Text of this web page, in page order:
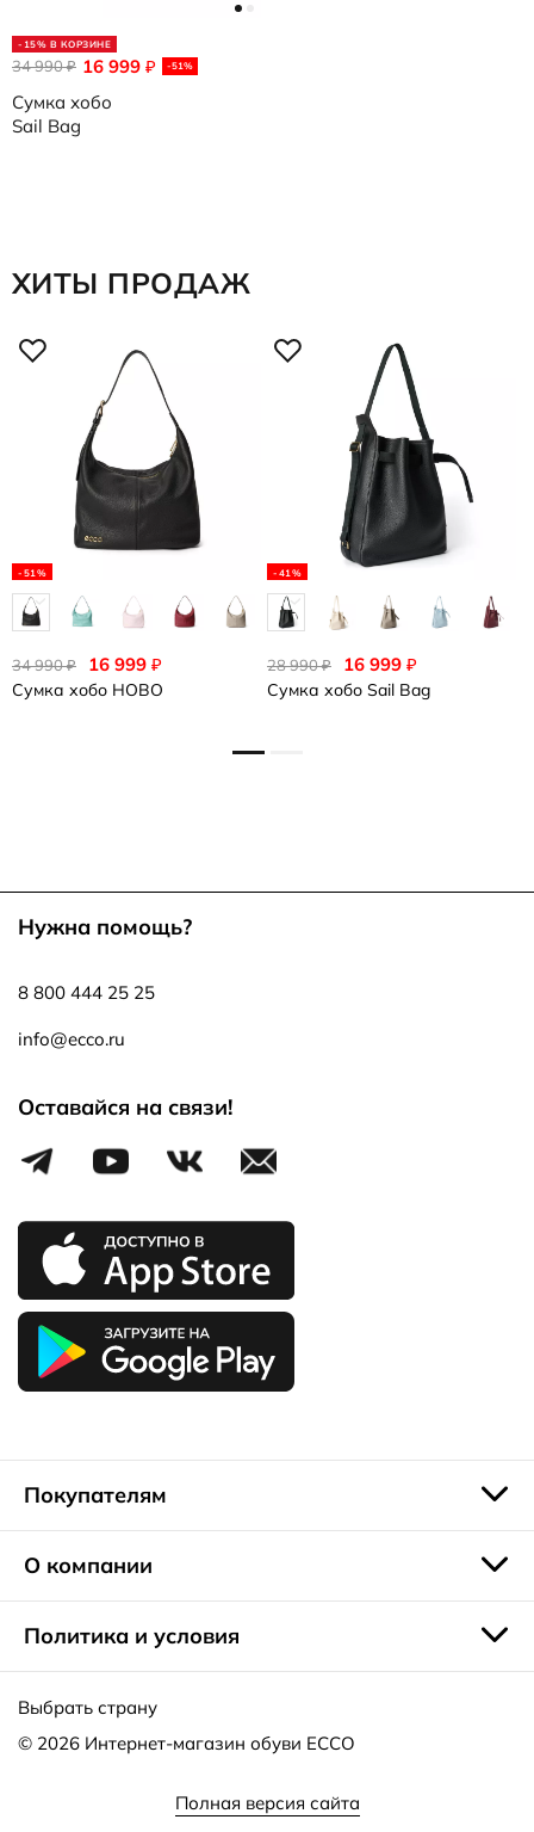
-15% В КОРЗИНЕ
16 999 ₽ -51%
34 990₽
Сумка хобо
Sail Bag
ХИТЫ ПРОДАЖ
-51%
еще 3
16 999 ₽
34 990₽
Сумка хобо HOBO
-41%
16 999 ₽
28 990₽
Сумка хобо Sail Bag
Нужна помощь?
8 800 444 25 25
info@ecco.ru
Оставайся на связи!
Покупателям
О компании
Политика и условия
Выбрать страну
© 2026 Интернет-магазин обуви ECCO
Полная версия сайта